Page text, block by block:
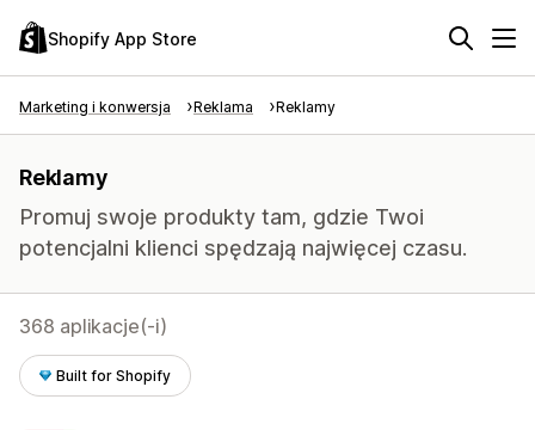
Shopify App Store
Marketing i konwersja Reklama Reklamy
Reklamy
Promuj swoje produkty tam, gdzie Twoi
potencjalni klienci spędzają najwięcej czasu.
368 aplikacje(-i)
Built for Shopify